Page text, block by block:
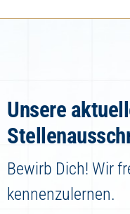
Unsere
Bewirb Dich! Wir
kennenzulernen.